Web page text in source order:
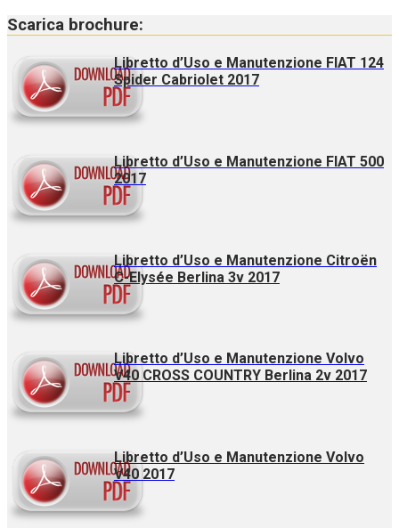
Scarica brochure:
Libretto d’Uso e Manutenzione FIAT 124
Spider Cabriolet 2017
Libretto d’Uso e Manutenzione FIAT 500
2017
Libretto d’Uso e Manutenzione Citroën
C-Elysée Berlina 3v 2017
Libretto d’Uso e Manutenzione Volvo
V40 CROSS COUNTRY Berlina 2v 2017
Libretto d’Uso e Manutenzione Volvo
V40 2017